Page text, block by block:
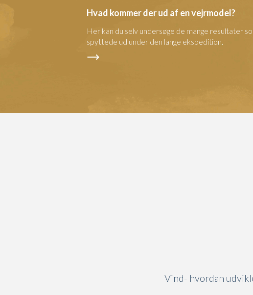
Hvad kommer der ud af en vejrmodel?
Her kan du selv undersøge de mange resultater
spyttede ud under den lange ekspedition.
Vind- hvordan